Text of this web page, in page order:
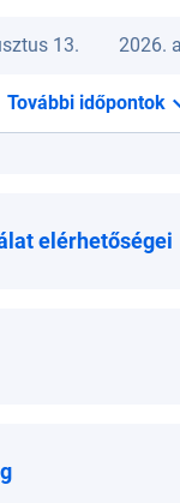
13. 2026.
További időpontok
elérhetőségei